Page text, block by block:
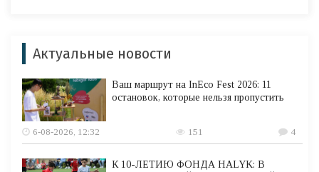
Актуальные новости
Ваш маршрут на InEco Fest 2026: 11
остановок, которые нельзя пропустить
6-08-2026, 12:32 151 4
К 10-ЛЕТИЮ ФОНДА HALYK: В